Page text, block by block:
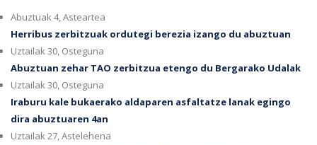
Abuztuak 4, Asteartea
Herribus zerbitzuak ordutegi berezia izango du abuztuan
Uztailak 30, Osteguna
Abuztuan zehar TAO zerbitzua etengo du Bergarako Udalak
Uztailak 30, Osteguna
Iraburu kale bukaerako aldaparen asfaltatze lanak egingo
dira abuztuaren 4an
Uztailak 27, Astelehena